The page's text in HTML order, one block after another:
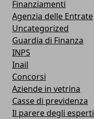
Finanziamenti
Agenzia delle Entrate
Uncategorized
Guardia di Finanza
INPS
Inail
Concorsi
Aziende in vetrina
Casse di previdenza
Il parere degli esperti